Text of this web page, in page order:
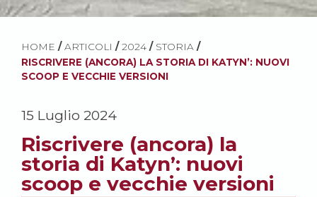
HOME / ARTICOLI / 2024 / STORIA /
RISCRIVERE (ANCORA) LA STORIA DI KATYN’: NUOVI
SCOOP E VECCHIE VERSIONI
15 Luglio 2024
Riscrivere (ancora) la
storia di Katyn’: nuovi
scoop e vecchie versioni